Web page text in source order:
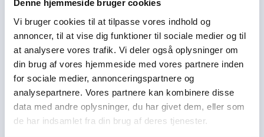
Denne hjemmeside bruger cookies
Vi bruger cookies til at tilpasse vores indhold og
annoncer, til at vise dig funktioner til sociale medier og til
at analysere vores trafik. Vi deler også oplysninger om
din brug af vores hjemmeside med vores partnere inden
for sociale medier, annonceringspartnere og
analysepartnere. Vores partnere kan kombinere disse
data med andre oplysninger, du har givet dem, eller som
de har indsamlet fra din brug af deres tjenester.
Spejdere/spejdergruppen/FDF’ere, m.fl.
Kontor
Tjenpengeogstoet.dk
Ejby Industrivej 91
DK – 2600 Glostrup
CVR: 19347508